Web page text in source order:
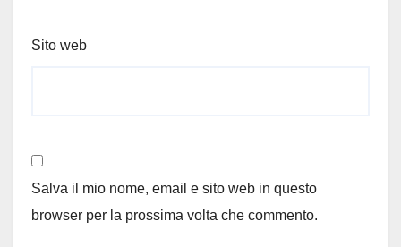
Sito web
Salva il mio nome, email e sito web in questo
browser per la prossima volta che commento.